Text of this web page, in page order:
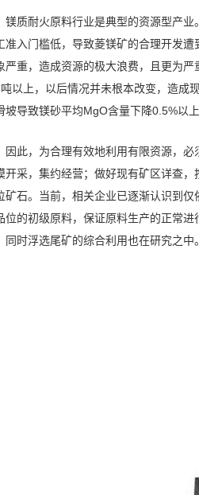
镁质耐火原料行业是典型的资源型产业
准入门槛低，导致菱镁矿的合理开发
严重，造成资源的极大浪费，且更为
以上，以后情况并未根本改变，造成
坡导致镁砂平均MgO含量下降0.5%以上
因此，为合理有效地利用有限资源，
开采，集约经营；做好现有矿区详查
矿石。当前，相关企业已逐渐认识到
位的初级原料，保证原料生产的正常
同时浮选尾矿的综合利用也在研究之中。